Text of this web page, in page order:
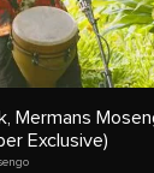
Mermans
Exclusive)